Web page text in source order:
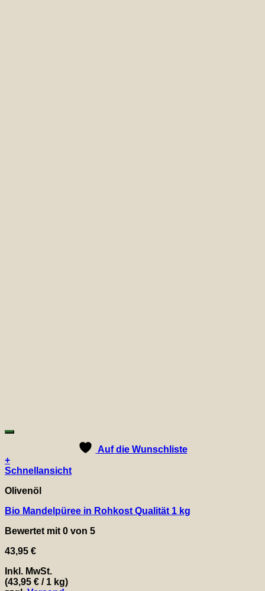
Auf die Wunschliste
+
Schnellansicht
Olivenöl
Bio Mandelpüree in Rohkost Qualität 1 kg
Bewertet mit0 von 5
43,95 €
Inkl. MwSt.
(43,95 € / 1 kg)